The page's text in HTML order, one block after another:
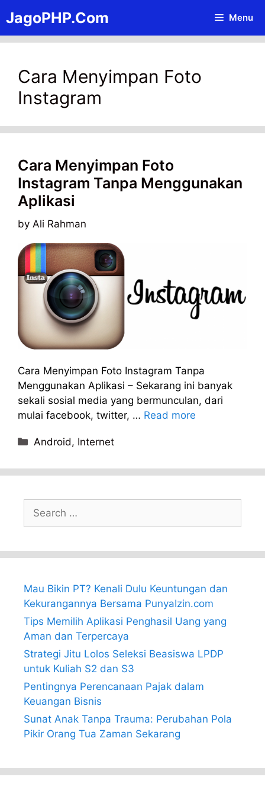
to
content
JagoPHP.Com Menu
Cara Menyimpan Foto
Instagram
Cara Menyimpan Foto
Instagram Tanpa Menggunakan
Aplikasi
by Ali Rahman
Cara Menyimpan Foto Instagram Tanpa
Menggunakan Aplikasi – Sekarang ini banyak
sekali sosial media yang bermunculan, dari
mulai facebook, twitter, … Read more
Categories
Android, Internet
for:
Mau Bikin PT? Kenali Dulu Keuntungan dan
Kekurangannya Bersama PunyaIzin.com
Tips Memilih Aplikasi Penghasil Uang yang
Aman dan Terpercaya
Strategi Jitu Lolos Seleksi Beasiswa LPDP
untuk Kuliah S2 dan S3
Pentingnya Perencanaan Pajak dalam
Keuangan Bisnis
Sunat Anak Tanpa Trauma: Perubahan Pola
Pikir Orang Tua Zaman Sekarang